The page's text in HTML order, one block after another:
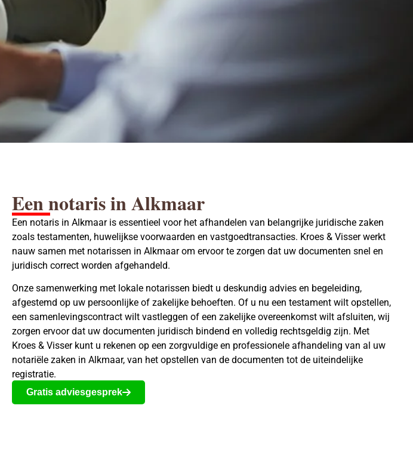
Een notaris in Alkmaar
Een notaris in Alkmaar is essentieel voor het afhandelen van belangrijke juridische zaken
zoals testamenten, huwelijkse voorwaarden en vastgoedtransacties. Kroes & Visser werkt
nauw samen met notarissen in Alkmaar om ervoor te zorgen dat uw documenten snel en
juridisch correct worden afgehandeld.
Onze samenwerking met lokale notarissen biedt u deskundig advies en begeleiding,
afgestemd op uw persoonlijke of zakelijke behoeften. Of u nu een testament wilt opstellen,
een samenlevingscontract wilt vastleggen of een zakelijke overeenkomst wilt afsluiten, wij
zorgen ervoor dat uw documenten juridisch bindend en volledig rechtsgeldig zijn. Met
Kroes & Visser kunt u rekenen op een zorgvuldige en professionele afhandeling van al uw
notariële zaken in Alkmaar, van het opstellen van de documenten tot de uiteindelijke
registratie.
Gratis adviesgesprek